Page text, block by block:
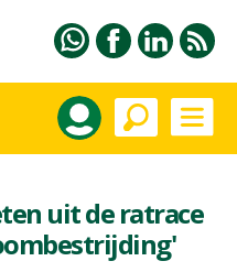
uit de ratrace